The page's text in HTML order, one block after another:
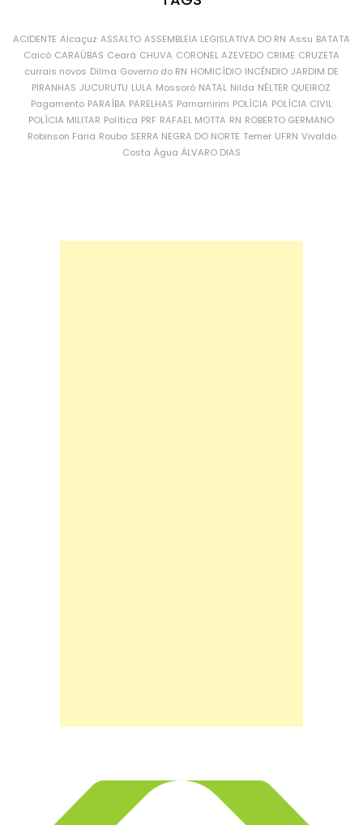
ACIDENTE Alcaçuz ASSALTO ASSEMBLEIA LEGISLATIVA DO RN Assu BATATA
Caicó CARAÚBAS Ceará CHUVA CORONEL AZEVEDO CRIME CRUZETA
currais novos Dilma Governo do RN HOMICÍDIO INCÊNDIO JARDIM DE
PIRANHAS JUCURUTU LULA Mossoró NATAL Nilda NÉLTER QUEIROZ
Pagamento PARAÍBA PARELHAS Parnamirim POLÍCIA POLÍCIA CIVIL
POLÍCIA MILITAR Política PRF RAFAEL MOTTA RN ROBERTO GERMANO
Robinson Faria Roubo SERRA NEGRA DO NORTE Temer UFRN Vivaldo
Costa Água ÁLVARO DIAS